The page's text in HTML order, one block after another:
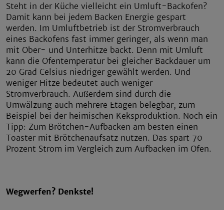
Steht in der Küche vielleicht ein Umluft-Backofen?
Damit kann bei jedem Backen Energie gespart
werden. Im Umluftbetrieb ist der Stromverbrauch
eines Backofens fast immer geringer, als wenn man
mit Ober- und Unterhitze backt. Denn mit Umluft
kann die Ofentemperatur bei gleicher Backdauer um
20 Grad Celsius niedriger gewählt werden. Und
weniger Hitze bedeutet auch weniger
Stromverbrauch. Außerdem sind durch die
Umwälzung auch mehrere Etagen belegbar, zum
Beispiel bei der heimischen Keksproduktion. Noch ein
Tipp: Zum Brötchen-Aufbacken am besten einen
Toaster mit Brötchenaufsatz nutzen. Das spart 70
Prozent Strom im Vergleich zum Aufbacken im Ofen.
Wegwerfen? Denkste!